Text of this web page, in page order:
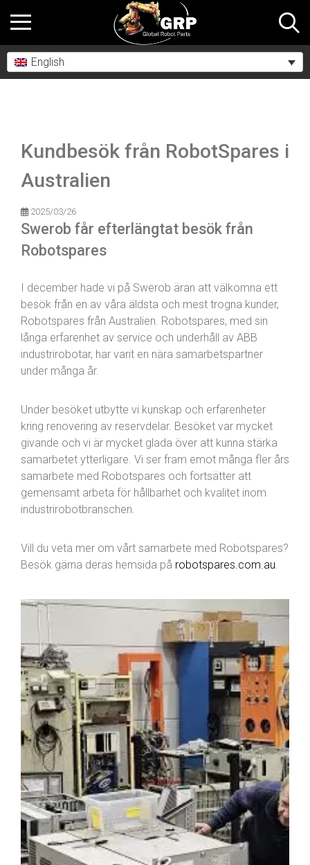
English
Kundbesök från RobotSpares i
Australien
2025/03/26
Swerob får efterlängtat besök från
Robotspares
I december hade vi på Swerob äran att välkomna ett
besök från en av våra äldsta och mest trogna kunder,
Robotspares från Australien. Robotspares, med sin
långa erfarenhet av service och underhåll av ABB
industrirobotar, har varit en nära samarbetspartner
under många år.
Under besöket utbytte vi kunskap och erfarenheter
kring renovering av reservdelar. Besöket var mycket
givande och vi är mycket glada över att kunna stärka
samarbetet ytterligare. Vi ser fram emot många fler års
samarbete med Robotspares och fortsätter att
gemensamt arbeta för hållbarhet och kvalitet inom
industrirobotbranschen.
Vill du veta mer om vårt samarbete med Robotspares?
Besök gärna deras hemsida på robotspares.com.au.